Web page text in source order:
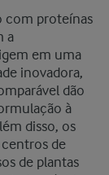
com proteínas
a
em uma
inovadora,
dão
à
disso, os
de
de plantas